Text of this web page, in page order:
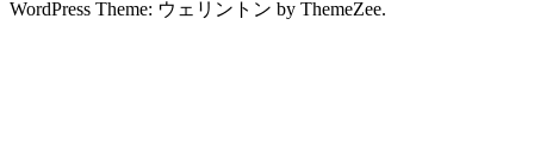
WordPress Theme: ウェリントン by ThemeZee.